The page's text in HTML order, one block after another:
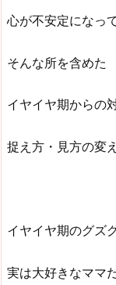
心が不安定になっ
そんな所を含めた
イヤイヤ期からの
捉え方・見方の変
イヤイヤ期のグズ
実は大好きなママ